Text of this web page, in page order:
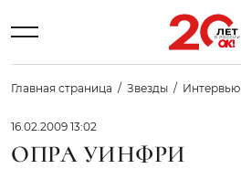
Главная страница Звезды Интервью
16.02.2009 13:02
ОПРА УИНФРИ